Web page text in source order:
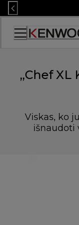
Skip
to
Content
Accessibility
„Chef XL
Viskas, ko
išnaudoti